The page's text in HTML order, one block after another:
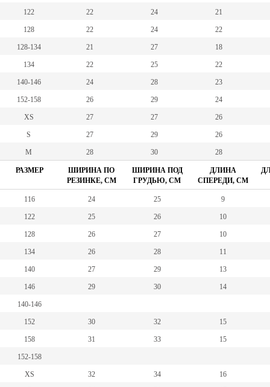
122 22 24 21
128 22 24 22
128-134 21 27 18
134 22 25 22
140-146 24 28 23
152-158 26 29 24
XS 27 27 26
S 27 29 26
M 28 30 28
РАЗМЕР
ШИРИНА ПО
РЕЗИНКЕ, СМ
ШИРИНА ПОД
ГРУДЬЮ, СМ
ДЛИНА
СПЕРЕДИ, СМ
116 24 25 9
122 25 26 10
128 26 27 10
134 26 28 11
140 27 29 13
146 29 30 14
140-146
152 30 32 15
158 31 33 15
152-158
XS 32 34 16